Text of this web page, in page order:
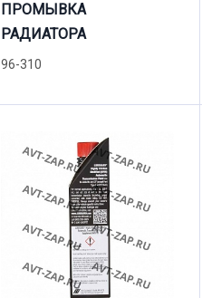
ПРОМЫВКА
РАДИАТОРА
96-310